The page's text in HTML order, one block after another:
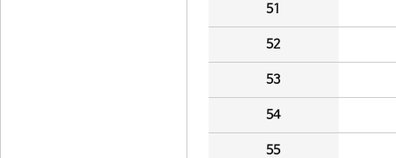
51
52
53
54
55